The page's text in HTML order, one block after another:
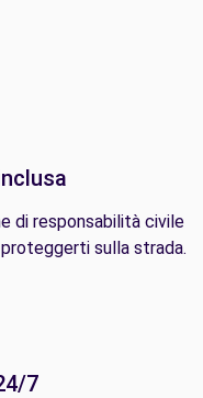
di responsabilità civile
sulla strada.
7